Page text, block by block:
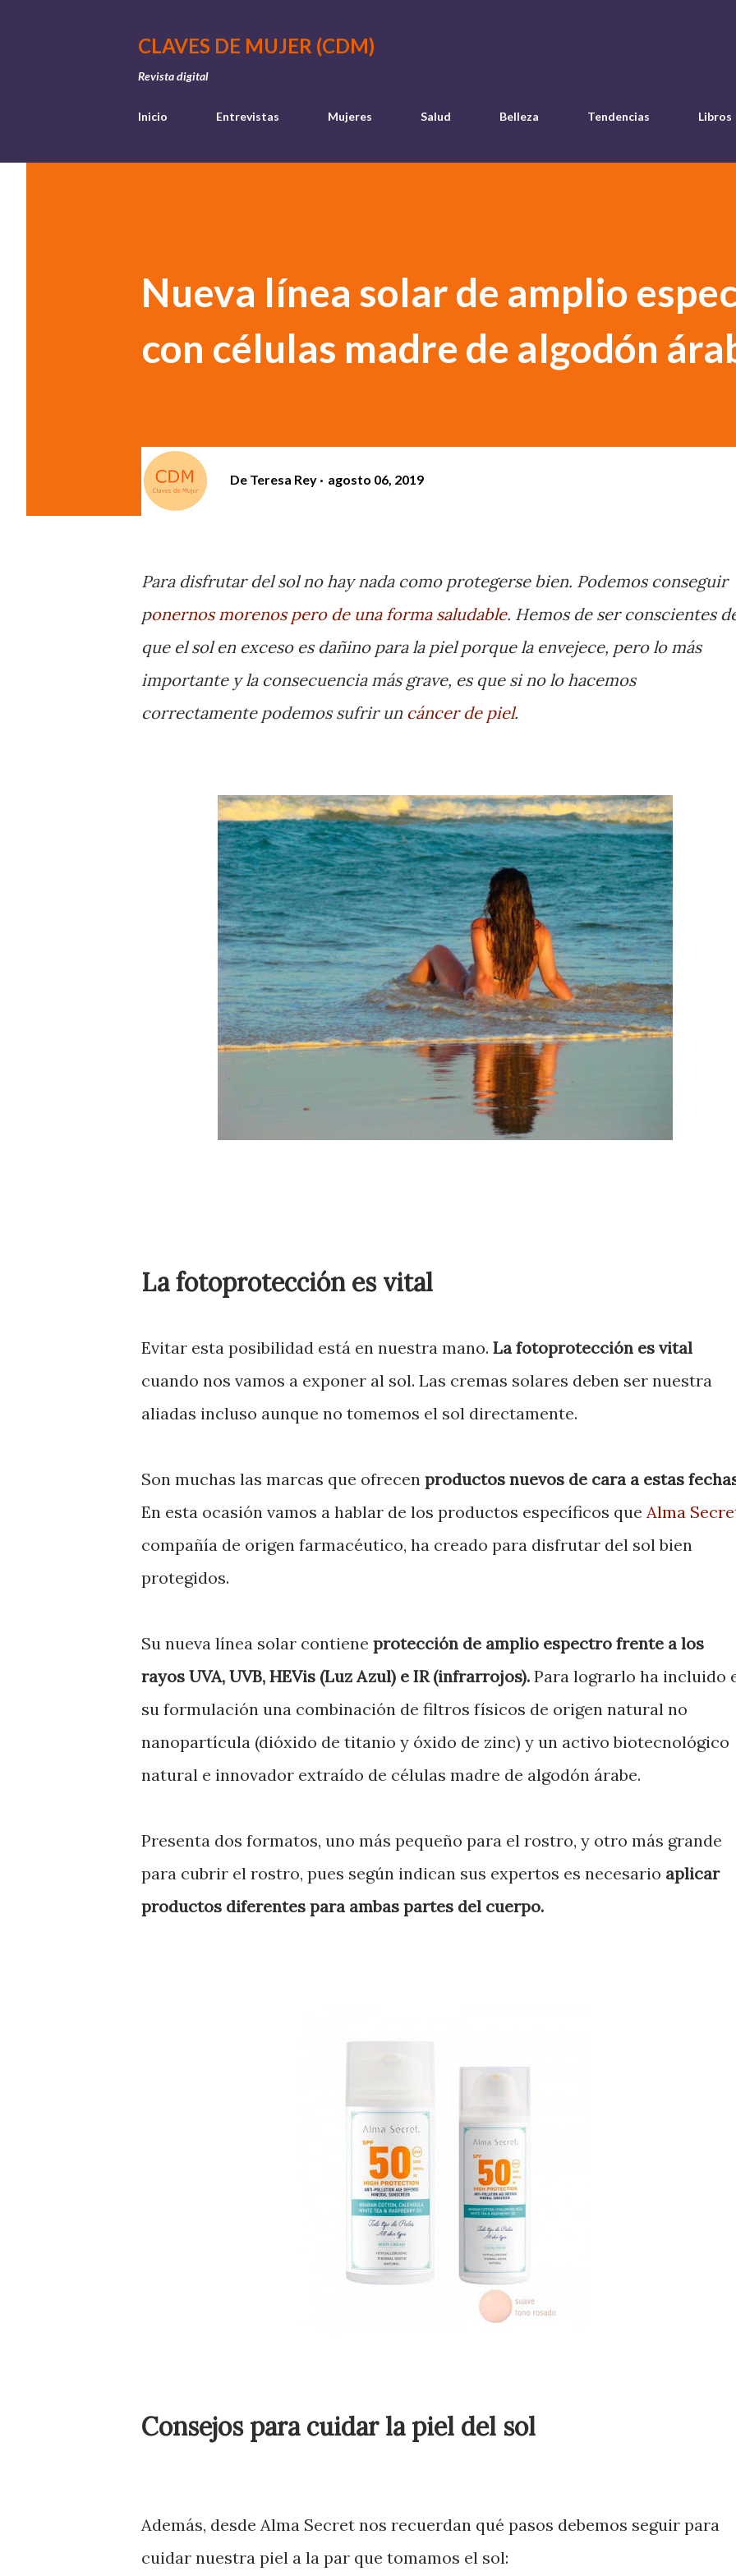
CLAVES DE MUJER (CDM)
Revista digital
Inicio Entrevistas Mujeres Salud Belleza Tendencias Libros
Nueva línea solar de amplio
con células madre de algodón
De Teresa Rey agosto 06, 2019
Para disfrutar del sol no hay nada como protegerse bien. Podemos conseguir
ponernos morenos pero de una forma saludable. Hemos de ser conscientes
que el sol en exceso es dañino para la piel porque la envejece, pero lo más
importante y la consecuencia más grave, es que si no lo hacemos
correctamente podemos sufrir un cáncer de piel.
La fotoprotección es vital
Evitar esta posibilidad está en nuestra mano. La fotoprotección es vital
cuando nos vamos a exponer al sol. Las cremas solares deben ser nuestra
aliadas incluso aunque no tomemos el sol directamente.
Son muchas las marcas que ofrecen productos nuevos de cara a estas
En esta ocasión vamos a hablar de los productos específicos que Alma
compañía de origen farmacéutico, ha creado para disfrutar del sol bien
protegidos.
Su nueva línea solar contiene protección de amplio espectro frente a los
rayos UVA, UVB, HEVis (Luz Azul) e IR (infrarrojos). Para lograrlo ha incluido
su formulación una combinación de filtros físicos de origen natural no
nanopartícula (dióxido de titanio y óxido de zinc) y un activo biotecnológico
natural e innovador extraído de células madre de algodón árabe.
Presenta dos formatos, uno más pequeño para el rostro, y otro más grande
para cubrir el rostro, pues según indican sus expertos es necesario aplicar
productos diferentes para ambas partes del cuerpo.
Consejos para cuidar la piel del sol
Además, desde Alma Secret nos recuerdan qué pasos debemos seguir para
cuidar nuestra piel a la par que tomamos el sol: